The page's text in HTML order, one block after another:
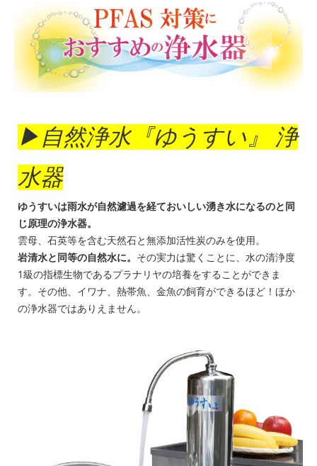
▶自然浄水『ゆうすい』 浄
水器
ゆうすいは雨水が自然濾過を経ておいしい湧き水になるのと同
じ原理の浄水器。
雲母、石英等を含む天然石と無添加活性炭のみを使用。
岩清水と同等の自然水に。 その実力は驚くことに、水の清浄度
1級の指標生物であるプラナリヤの培養をすることができま
す。その他、イワナ、熱帯魚、金魚の飼育ができるほど！ほか
の浄水器ではありえません。